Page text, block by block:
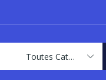
Toutes Catégories